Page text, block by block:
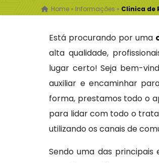
Home » Informações » Clinica de
Está procurando por uma
alta qualidade,
lugar certo! Seja bem-
auxiliar e encaminhar
forma, prestamos todo o
para lidar com todo o
utilizando os canais de
Sendo uma das principais